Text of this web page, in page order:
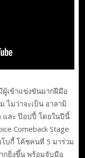
เข้าแข่งขันมากฝีมือ
ไม่ว่าจะเป็น อาลามิ
และ ป๊อปปี้ โดยในปีนี้
Comeback Stage
บกี้ โค้ชคนที่ 5 มาร่วม
กยิ่งขึ้น พร้อมจับมือ